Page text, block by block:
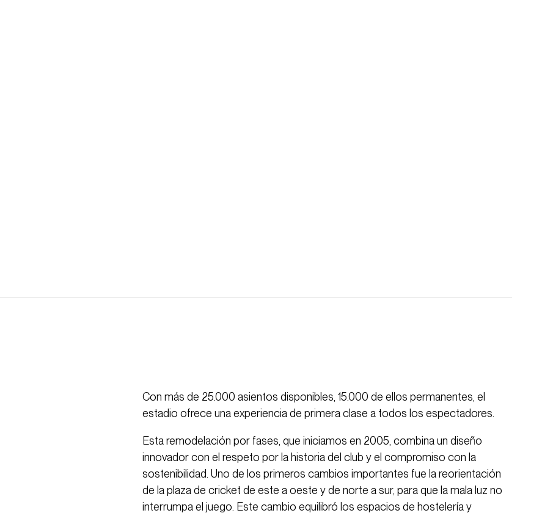
Con más de 25.000 asientos disponibles, 15.000 de ellos permanentes, el
estadio ofrece una experiencia de primera clase a todos los espectadores.
Esta remodelación por fases, que iniciamos en 2005, combina un diseño
innovador con el respeto por la historia del club y el compromiso con la
sostenibilidad. Uno de los primeros cambios importantes fue la reorientación
de la plaza de cricket de este a oeste y de norte a sur, para que la mala luz no
interrumpa el juego. Este cambio equilibró los espacios de hostelería y